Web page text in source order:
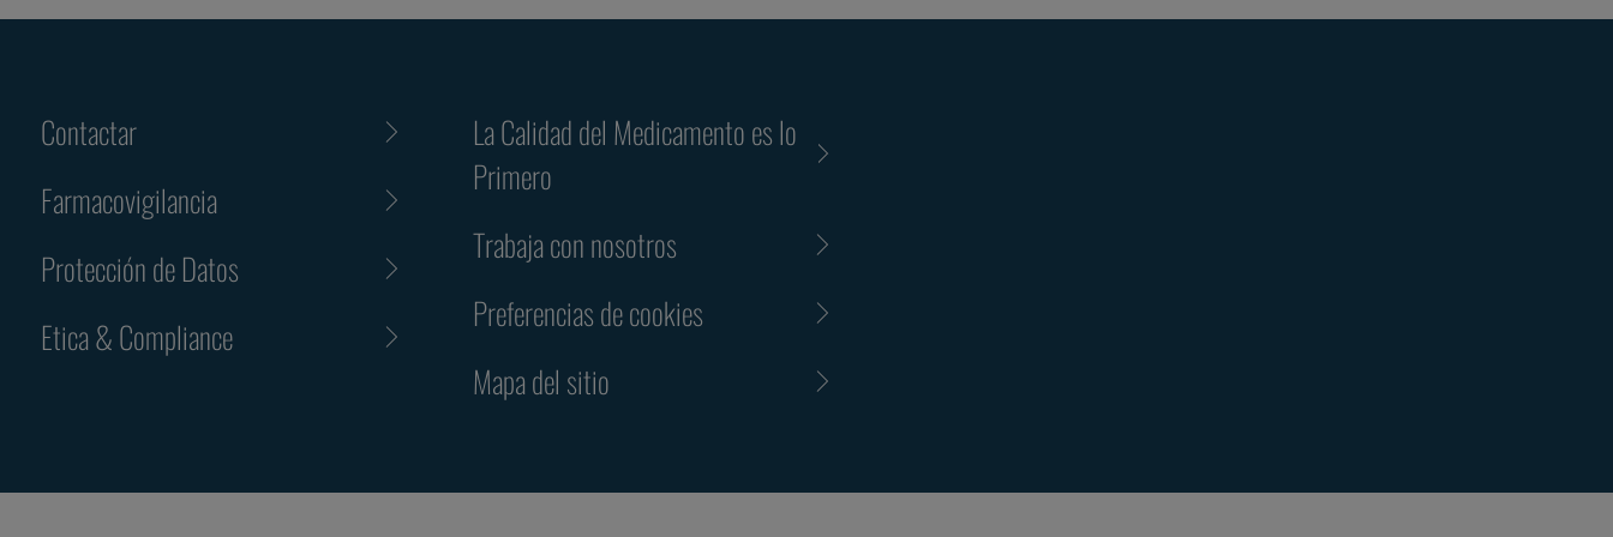
Contactar
Farmacovigilancia
Protección de Datos
Etica & Compliance
La Calidad del Medicamento es lo
Primero
Trabaja con nosotros
Preferencias de cookies
Mapa del sitio